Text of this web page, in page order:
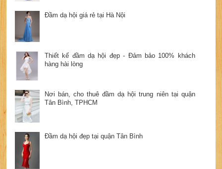
Đầm dạ hội giá rẻ tại Hà Nội
Thiết kế đầm dạ hội đẹp - Đảm bảo 100% khách
hàng hài lòng
Nơi bán, cho thuê đầm dạ hội trung niên tại quận
Tân Bình, TPHCM
Đầm dạ hội đẹp tại quận Tân Bình